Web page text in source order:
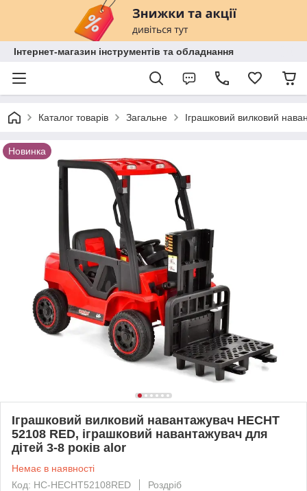
Інтернет-магазин інструментів та обладнання
Каталог товарів Загальне Іграшковий вилковий
Новинка
Іграшковий вилковий навантажувач HECHT
52108 RED, іграшковий навантажувач для
дітей 3-8 років alor
Немає в наявності
Код: HC-HECHT52108RED
Роздріб